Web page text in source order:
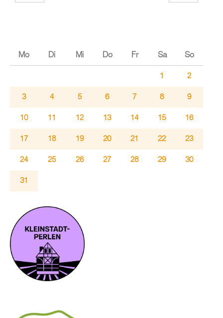
Mo Di Mi Do Fr Sa So
1 2
3 4 5 6 7 8 9
10 11 12 13 14 15 16
17 18 19 20 21 22 23
24 25 26 27 28 29 30
31